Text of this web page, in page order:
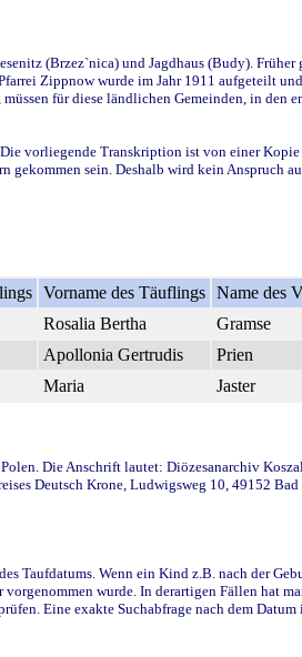
(Brzez`nica) und Jagdhaus (Budy).
Zippnow wurde im Jahr 1911 aufgeteilt
für diese ländlichen Gemeinden, in den
vorliegende Transkription ist von einer
sein. Deshalb wird kein Anspruch
Vorname des Täuflings Name des
Rosalia Bertha Gramse
Apollonia Gertrudis Prien
Maria Jaster
Die Anschrift lautet: Diözesanarchiv
Deutsch Krone, Ludwigsweg 10, 49152
Taufdatums. Wenn ein Kind z.B. nach der
wurde. In derartigen Fällen hat
Eine exakte Suchabfrage nach dem